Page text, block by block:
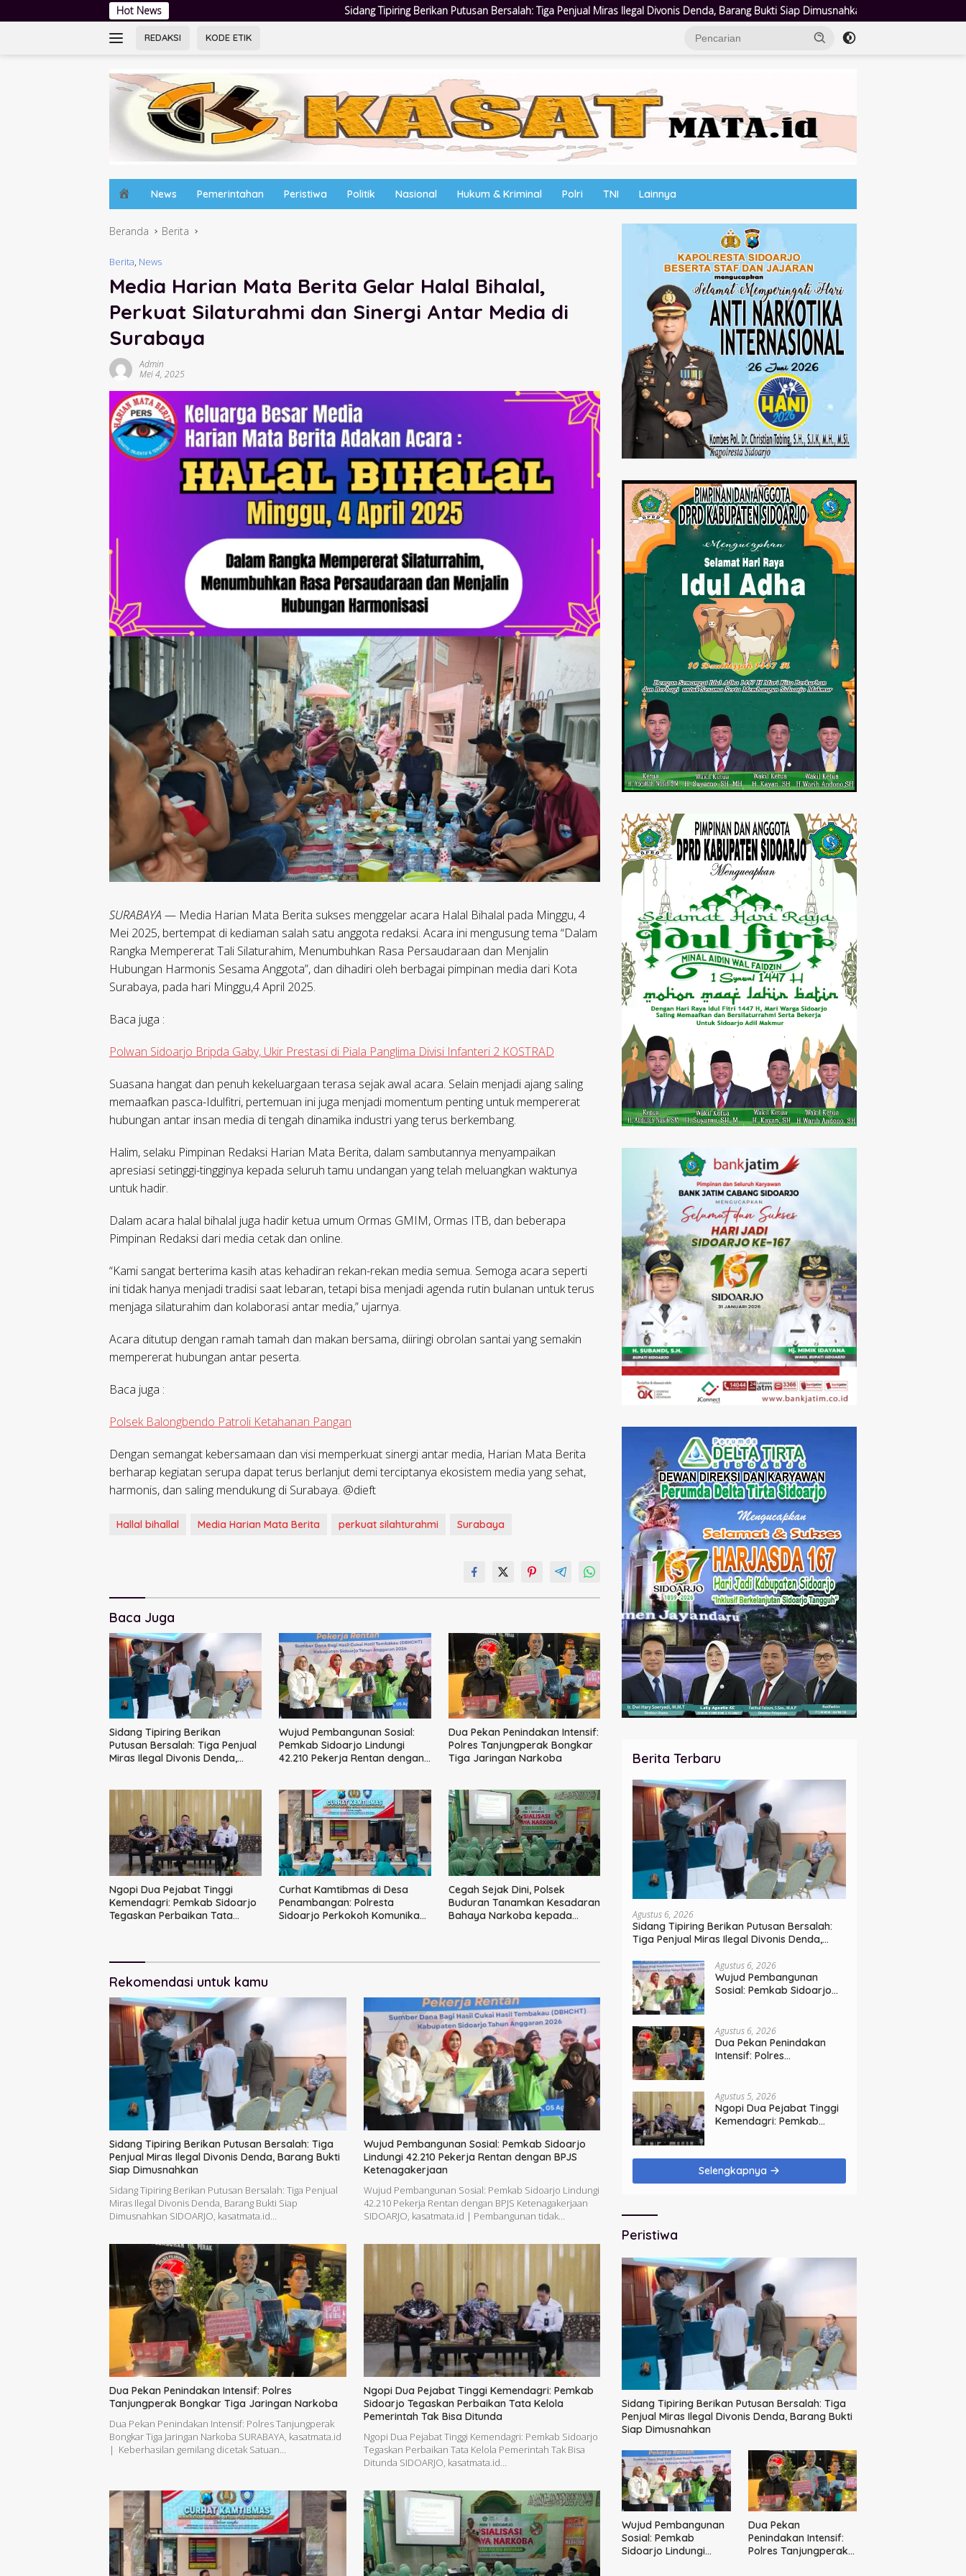
ke
Hot News Sidang Tipiring Berikan Putusan Bersalah: Tiga Penjual Miras Ilegal Divonis Denda, Barang Bukti Siap Dimusnahkan Wujud Pembangunan Sosial: Pemkab Sidoarjo
REDAKSI KODE ETIK
o
e
News Pemerintahan Peristiwa Politik Nasional Hukum & Kriminal Polri TNI Lainnya
Beranda Berita
Berita, News
Media Harian Mata Berita Gelar Halal Bihalal,
Perkuat Silaturahmi dan Sinergi Antar Media di
Surabaya
Admin
Mei 4, 2025
SURABAYA — Media Harian Mata Berita sukses menggelar acara Halal Bihalal pada Minggu, 4
Mei 2025, bertempat di kediaman salah satu anggota redaksi. Acara ini mengusung tema “Dalam
Rangka Mempererat Tali Silaturahim, Menumbuhkan Rasa Persaudaraan dan Menjalin
Hubungan Harmonis Sesama Anggota”, dan dihadiri oleh berbagai pimpinan media dari Kota
Surabaya, pada hari Minggu,4 April 2025.
Baca juga :
Polwan Sidoarjo Bripda Gaby, Ukir Prestasi di Piala Panglima Divisi Infanteri 2 KOSTRAD
Suasana hangat dan penuh kekeluargaan terasa sejak awal acara. Selain menjadi ajang saling
memaafkan pasca-Idulfitri, pertemuan ini juga menjadi momentum penting untuk mempererat
hubungan antar insan media di tengah dinamika industri yang terus berkembang.
Halim, selaku Pimpinan Redaksi Harian Mata Berita, dalam sambutannya menyampaikan
apresiasi setinggi-tingginya kepada seluruh tamu undangan yang telah meluangkan waktunya
untuk hadir.
Dalam acara halal bihalal juga hadir ketua umum Ormas GMIM, Ormas ITB, dan beberapa
Pimpinan Redaksi dari media cetak dan online.
“Kami sangat berterima kasih atas kehadiran rekan-rekan media semua. Semoga acara seperti
ini tidak hanya menjadi tradisi saat lebaran, tetapi bisa menjadi agenda rutin bulanan untuk terus
menjaga silaturahim dan kolaborasi antar media,” ujarnya.
Acara ditutup dengan ramah tamah dan makan bersama, diiringi obrolan santai yang semakin
mempererat hubungan antar peserta.
Baca juga :
Polsek Balongbendo Patroli Ketahanan Pangan
Dengan semangat kebersamaan dan visi memperkuat sinergi antar media, Harian Mata Berita
berharap kegiatan serupa dapat terus berlanjut demi terciptanya ekosistem media yang sehat,
harmonis, dan saling mendukung di Surabaya. @dieft
Hallal bihallal Media Harian Mata Berita perkuat silahturahmi Surabaya
Baca Juga
Sidang Tipiring Berikan
Putusan Bersalah: Tiga Penjual
Miras Ilegal Divonis Denda,
Wujud Pembangunan Sosial:
Pemkab Sidoarjo Lindungi
42.210 Pekerja Rentan dengan
Dua Pekan Penindakan Intensif:
Polres Tanjungperak Bongkar
Tiga Jaringan Narkoba
Ngopi Dua Pejabat Tinggi
Kemendagri: Pemkab Sidoarjo
Tegaskan Perbaikan Tata
Curhat Kamtibmas di Desa
Penambangan: Polresta
Sidoarjo Perkokoh Komunikasi,
Cegah Sejak Dini, Polsek
Buduran Tanamkan Kesadaran
Bahaya Narkoba kepada
Rekomendasi untuk kamu
Sidang Tipiring Berikan Putusan Bersalah: Tiga
Penjual Miras Ilegal Divonis Denda, Barang Bukti
Siap Dimusnahkan
Sidang Tipiring Berikan Putusan Bersalah: Tiga Penjual
Miras Ilegal Divonis Denda, Barang Bukti Siap
Dimusnahkan SIDOARJO, kasatmata.id…
Wujud Pembangunan Sosial: Pemkab Sidoarjo
Lindungi 42.210 Pekerja Rentan dengan BPJS
Ketenagakerjaan
Wujud Pembangunan Sosial: Pemkab Sidoarjo Lindungi
42.210 Pekerja Rentan dengan BPJS Ketenagakerjaan
SIDOARJO, kasatmata.id | Pembangunan tidak…
Dua Pekan Penindakan Intensif: Polres
Tanjungperak Bongkar Tiga Jaringan Narkoba
Dua Pekan Penindakan Intensif: Polres Tanjungperak
Bongkar Tiga Jaringan Narkoba SURABAYA, kasatmata.id
| Keberhasilan gemilang dicetak Satuan…
Ngopi Dua Pejabat Tinggi Kemendagri: Pemkab
Sidoarjo Tegaskan Perbaikan Tata Kelola
Pemerintah Tak Bisa Ditunda
Ngopi Dua Pejabat Tinggi Kemendagri: Pemkab Sidoarjo
Tegaskan Perbaikan Tata Kelola Pemerintah Tak Bisa
Ditunda SIDOARJO, kasatmata.id…
Berita Terbaru
Agustus 6, 2026
Sidang Tipiring Berikan Putusan Bersalah:
Tiga Penjual Miras Ilegal Divonis Denda,
Agustus 6, 2026
Wujud Pembangunan
Sosial: Pemkab Sidoarjo
Ketenagakerjaan
Agustus 6, 2026
Dua Pekan Penindakan
Intensif: Polres
Agustus 5, 2026
Ngopi Dua Pejabat Tinggi
Kemendagri: Pemkab
Pemerintah Tak Bisa
Ditunda
Selengkapnya
Peristiwa
Sidang Tipiring Berikan Putusan Bersalah: Tiga
Penjual Miras Ilegal Divonis Denda, Barang Bukti
Siap Dimusnahkan
Wujud Pembangunan
Sosial: Pemkab
Sidoarjo Lindungi
Dua Pekan
Penindakan Intensif:
Polres Tanjungperak